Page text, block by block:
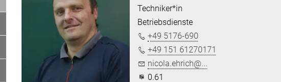
Techniker*in
Betriebsdienste
+49 5176-690
+49 151 61270171
nicola.ehrich@...
0.61